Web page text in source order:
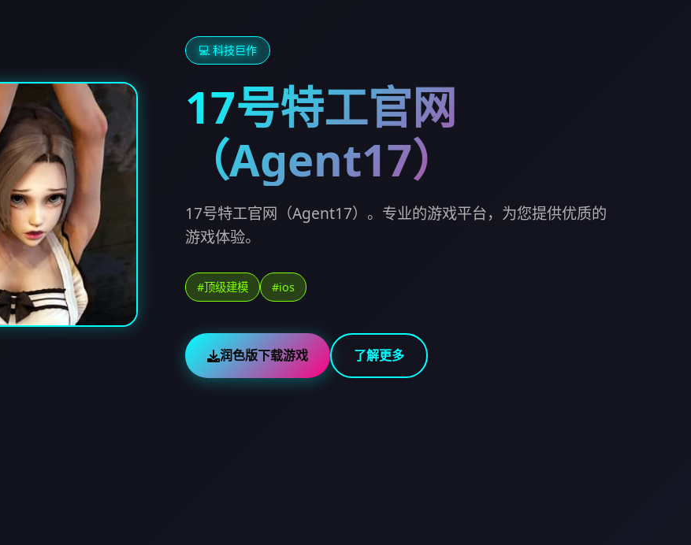
💻 科技巨作
17号特工官网
（Agent17）
17号特工官网（Agent17）。专业的游戏平台，为您提供优质的
游戏体验。
#顶级建模 #ios
润色版下载游戏 了解更多